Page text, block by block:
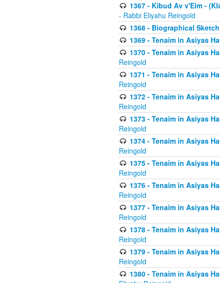
1367 - Kibud Av v'Eim -
- Rabbi Eliyahu Reingold
1368 - Biographical
1369 - Tenaim in Asiyas
1370 - Tenaim in Asiyas
Reingold
1371 - Tenaim in Asiyas
Reingold
1372 - Tenaim in Asiyas
Reingold
1373 - Tenaim in Asiyas
Reingold
1374 - Tenaim in Asiyas
Reingold
1375 - Tenaim in Asiyas
Reingold
1376 - Tenaim in Asiyas
Reingold
1377 - Tenaim in Asiyas
Reingold
1378 - Tenaim in Asiyas
Reingold
1379 - Tenaim in Asiyas
Reingold
1380 - Tenaim in Asiyas